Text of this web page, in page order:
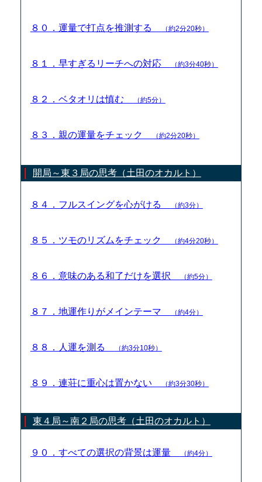
８０．運量で打点を推測する （約2分20秒）
８１．早すぎるリーチへの対応 （約3分40秒）
８２．ベタオリは慎む （約5分）
８３．親の運量をチェック （約2分20秒）
開局～東３局の思考（土田のオカルト）
８４．フルスイングを心がける （約3分）
８５．ツモのリズムをチェック （約4分20秒）
８６．意味のある和了だけを選択 （約5分）
８７．地運作りがメインテーマ （約4分）
８８．人運を測る （約3分10秒）
８９．連荘に重心は置かない （約3分30秒）
東４局～南２局の思考（土田のオカルト）
９０．すべての選択の背景は運量 （約4分）